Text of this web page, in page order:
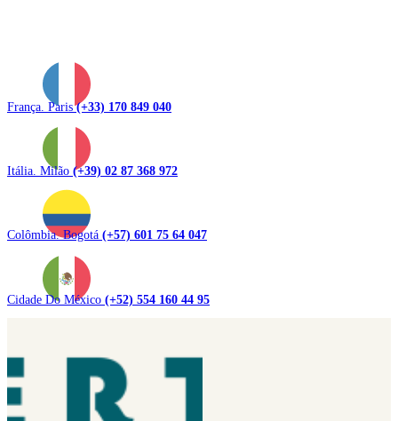
França. Paris(+33) 170 849 040
Itália. Milão (+39) 02 87 368 972
Colômbia. Bogotá (+57) 601 75 64 047
Cidade Do México (+52) 554 160 44 95